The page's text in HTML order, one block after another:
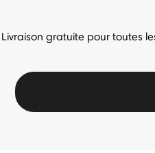
Livraison gratuite pour toutes